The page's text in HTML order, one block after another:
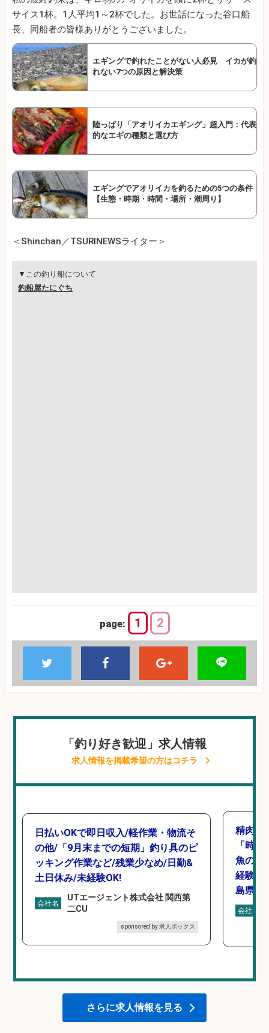
サイス1杯。1人平均1～2杯でした。お世話になった谷口船
長、同船者の皆様ありがとうございました。
エギングで釣れたことがない人必見 イカが釣
れない7つの原因と解決策
陸っぱり「アオリイカエギング」超入門：代表
的なエギの種類と選び方
エギングでアオリイカを釣るための5つの条件
【生態・時期・時間・場所・潮周り】
＜Shinchan／TSURINEWSライター＞
▼この釣り船について
釣船屋たにぐち
page: 1 2
「釣り好き歓迎」求人情報
求人情報を掲載希望の方はコチラ
日払いOKで即日収入/軽作業・物流そ
の他/「9月末までの短期」釣り具のピ
ッキング作業など/残業少なめ/日勤&
土日休み/未経験OK!
会社名
UTエージェント株式会社 関西第
二CU
sponsored by 求人ボックス
精肉・
「時
魚のカ
経験歓
島県/
会社名
さらに求人情報を見る